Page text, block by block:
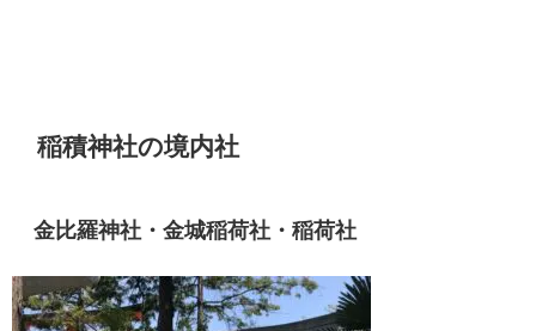
稲積神社の境内社
金比羅神社・金城稲荷社・稲荷社